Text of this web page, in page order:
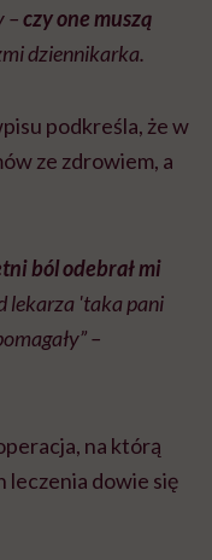
–czy one muszą
dziennikarka.
podkreśla, że w
ze zdrowiem, a
ból odebrał mi
lekarza 'taka pani
–
na którą
leczenia dowie się